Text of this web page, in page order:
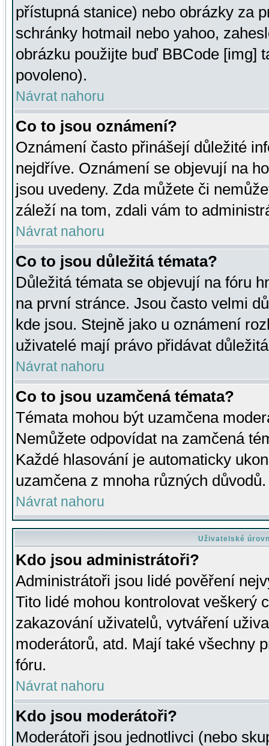
přístupná stanice) nebo obrázky za
schránky hotmail nebo yahoo,
obrázku použijte buď BBCode [img]
povoleno).
Návrat nahoru
Co to jsou oznámení?
Oznámení často přinášejí důležité
nejdříve. Oznámení se objevují na
jsou uvedeny. Zda můžete či
záleží na tom, zdali vám to
Návrat nahoru
Co to jsou důležitá témata?
Důležitá témata se objevují na fóru
na první stránce. Jsou často velmi
kde jsou. Stejně jako u oznámení
uživatelé mají právo přidávat
Návrat nahoru
Co to jsou uzamčená témata?
Témata mohou být uzamčena
Nemůžete odpovídat na zamčená
Každé hlasování je automaticky
uzamčena z mnoha různých důvodů.
Návrat nahoru
Uživatelské
Kdo jsou administrátoři?
Administrátoři jsou lidé pověření
Tito lidé mohou kontrolovat veškerý
zakazování uživatelů, vytváření
moderátorů, atd. Mají také všechny
fóru.
Návrat nahoru
Kdo jsou moderátoři?
Moderátoři jsou jednotlivci (nebo